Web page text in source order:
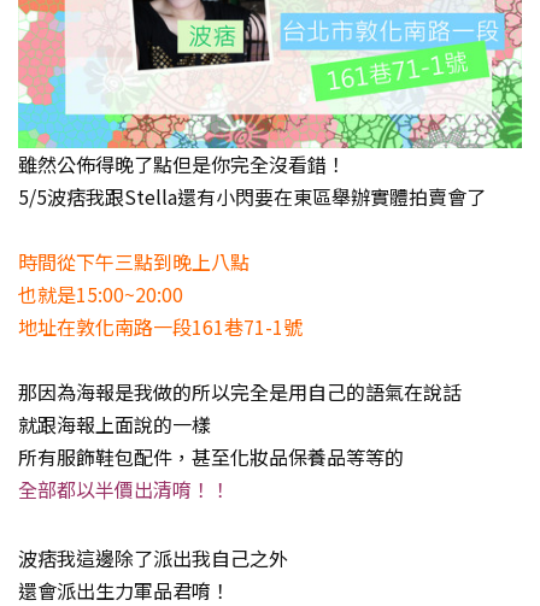
雖然公佈得晚了點但是你完全沒看錯！
5/5波痞我跟Stella還有小閃要在東區舉辦實體拍賣會了
時間從下午三點到晚上八點
也就是15:00~20:00
地址在敦化南路一段161巷71-1號
那因為海報是我做的所以完全是用自己的語氣在說話
就跟海報上面說的一樣
所有服飾鞋包配件，甚至化妝品保養品等等的
全部都以半價出清唷！！
波痞我這邊除了派出我自己之外
還會派出生力軍品君唷！